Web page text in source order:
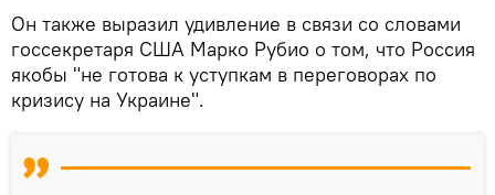
Он также выразил удивление в связи со словами
госсекретаря США Марко Рубио о том, что Россия
якобы "не готова к уступкам в переговорах по
кризису на Украине".